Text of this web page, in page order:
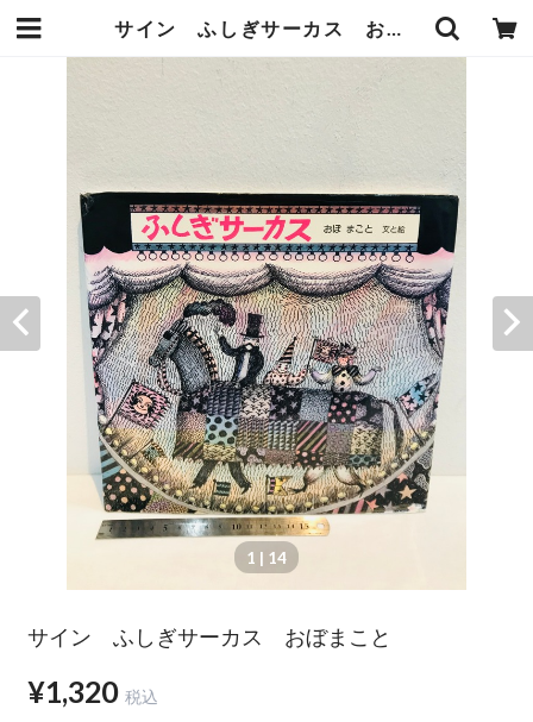
サイン ふしぎサーカス おぼまこと | zbooks
1 | 14
サイン ふしぎサーカス おぼまこと
¥1,320 税込